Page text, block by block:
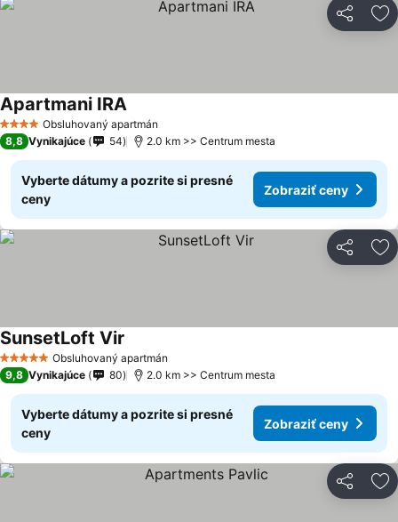
Zdieľať
4 Počet hviezdičiek
Obsluhovaný apartmán
Apartmani IRA
8,8 Vynikajúce 54 2.0 km >> Centrum mesta
Vyberte dátumy a pozrite si presné
ceny
Zobraziť ceny
Zdieľať
5 Počet hviezdičiekObsluhovaný apartmán
SunsetLoft Vir
9,8 Vynikajúce 80 2.0 km >> Centrum mesta
Vyberte dátumy a pozrite si presné
ceny
Zobraziť ceny
Zdieľať